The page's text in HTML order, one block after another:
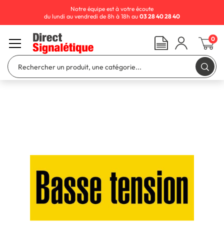
Notre équipe est à votre écoute
du lundi au vendredi de 8h à 18h au 03 28 40 28 40
0